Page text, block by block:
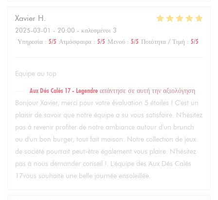
Xavier H
2025-03-01 - 20:00 - καλεσμένοι 3
Υπηρεσία : 5/5 Ατμόσφαιρα : 5/5 Μενού : 5/5 Ποιότητα / Τιμή : 5/5
Equipe au top
Aux Dés Calés 17 - Legendre απάντησε σε αυτή την αξιολόγηση
Bonjour Xavier, merci pour votre évaluation 5 étoiles ! C'est un
plaisir de savoir que notre équipe a su vous satisfaire. N'hésitez
pas à revenir profiter de notre ambiance autour d'un brunch
ou d'un bon burger, tout fait maison. Notre collection de jeux
de société pourrait peut-être également vous plaire. N'hésitez
pas à nous demander conseil !. L'équipe des Aux Dés Calés
17vous souhaite une belle journée ensoleillée.